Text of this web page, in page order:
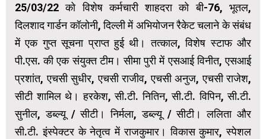
25/03/22 को विशेष कर्मचारी शाहदरा को बी-76, भूतल,
दिलशाद गार्डन कॉलोनी, दिल्ली में अभियोजन रैकेट चलाने के संबंध
में एक गुप्त सूचना प्राप्त हुई थी। तत्काल, विशेष स्टाफ और
पी.एस. की एक संयुक्त टीम। सीमा पुरी में एसआई विनीत, एसआई
प्रशांत, एचसी सुधीर, एचसी राजीव, एचसी अनुज, एचसी राजेश,
सीटी शामिल थे। हरकेश, सी.टी. नितिन, सी.टी. विपिन, सी.टी.
सुनील, डब्ल्यू / सीटी। निर्मला, डब्ल्यू / सीटी। ललिता और
सी.टी. इंस्पेक्टर के नेतृत्व में राजकुमार। विकास कुमार, स्पेशल